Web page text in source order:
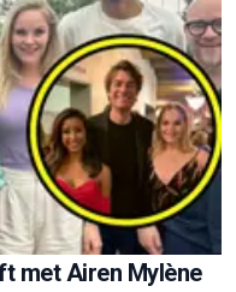
met Airen Mylène